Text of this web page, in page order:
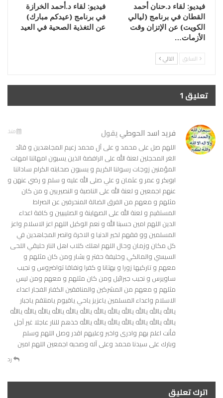
فيديو: لقاء د.حنان أحمد
القطان في برنامج (ليالي
الكويت) عن الإتزان وقت
الأزمات…
فيديو: لقاء د.أحمد الخرازة
في برنامج (عيدكم مبارك)
عن التغذية الصحية في العيد
السابق التالي
تعليق 1
فريد اسد الحوطييقول منذ
اللهم صل على محمد و على آل محمد زعيم المجاهدين و قائد
الغر المحجلين لعنة الله على الرافضة الذين يسبون امهاتنا امهات
المؤمنين زوجات رسولنا الكريم و يسبون صحابته الكرام ساداتنا
ابوبكر و عمر و عثمان و علي صلى الله عليه و سلم و رضي عنهن و
عنهم اجمعين و لعنة الله على الناصبة و النصيريين و من كان
مثلهم و معهم من الفرق الضالة المنحرفين عن الصراط
المستقيم و لعنة الله على الصهاينة و الصليبيين و كافة اعداء
الدين اللهم امين حسبنا الله و نعم الوكيل اللهم اعز الاسلام واعز
المسلمين وو فقهم لخير الدنيا و الاخرة وانصر المجاهدين في
كل مكان وزمان وحال اللهم اهلك كلاب اهل النار حليقي اللحى
السيسي والمالكي وخليفة حفتر و بشار ومن كان مثلهم و
معهم و تاركيها زورا و بهتانا و كفرا ونفاقا تواضروس و نجيب
ساويرس و نجيب جبرائيل ومن كان مثلهم و معهم ومن ليس
مثلهم و معهم من المشركين والمنافقين الكفار الفجار اعداء
الاسلام واعداء المسلمين ياعزيز ياحي ياقيوم يامنتقم ياجبار
ياالله ياالله ياالله ياالله ياالله ياالله ياالله ياالله ياالله ياالله ياالله ياالله
ياالله ياالله ياالله ياالله ياالله ياالله ياالله خذهم للنار عاجلا غير آجل
فأنت اعلم بهم وادرى واخبر وعليهم اقدر وصل اللهم وسلم
وبارك على سيدنا محمد وعلى آله وصحبه اجمعين اللهم امين
رد
اترك تعليق